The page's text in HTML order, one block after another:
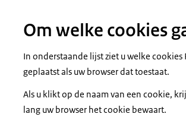
Om welke cookies
In onderstaande lijst ziet u welke
geplaatst als uw browser dat toestaat.
Als u klikt op de naam van een cookie,
lang uw browser het cookie bewaart.